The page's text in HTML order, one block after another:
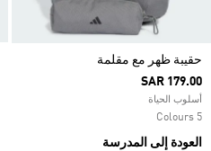
حقيبة ظهر مع مقلمة
SAR 179.00
أسلوب الحياة
5 Colours
العودة إلى المدرسة